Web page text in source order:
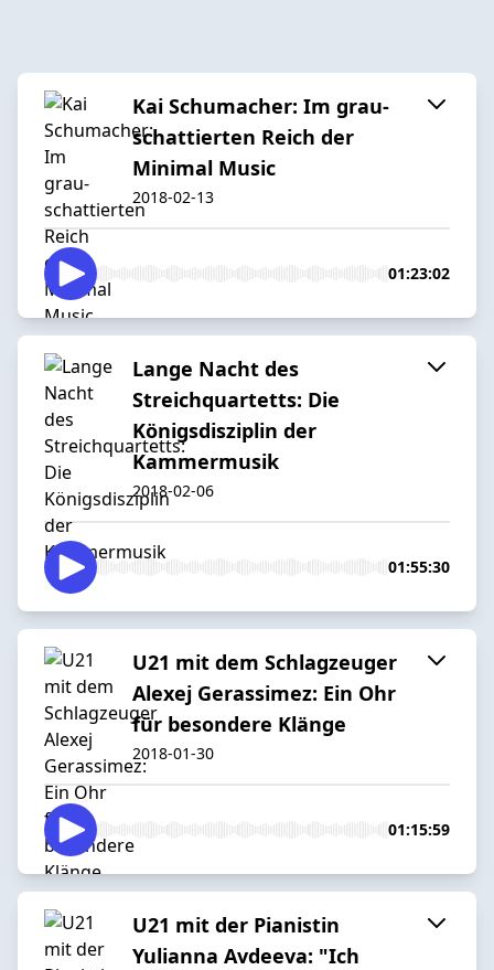
Kai Schumacher: Im grau-
schattierten Reich der
Minimal Music
2018-02-13
01:23:02
Lange Nacht des
Streichquartetts: Die
Königsdisziplin der
Kammermusik
2018-02-06
01:55:30
U21 mit dem Schlagzeuger
Alexej Gerassimez: Ein Ohr
für besondere Klänge
2018-01-30
01:15:59
U21 mit der Pianistin
Yulianna Avdeeva: "Ich